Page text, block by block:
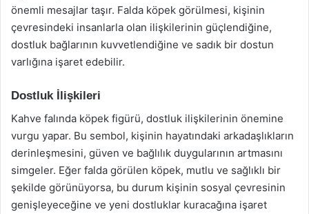
önemli mesajlar taşır. Falda köpek görülmesi, kişinin
çevresindeki insanlarla olan ilişkilerinin güçlendiğine,
dostluk bağlarının kuvvetlendiğine ve sadık bir dostun
varlığına işaret edebilir.
Dostluk İlişkileri
Kahve falında köpek figürü, dostluk ilişkilerinin önemine
vurgu yapar. Bu sembol, kişinin hayatındaki arkadaşlıkların
derinleşmesini, güven ve bağlılık duygularının artmasını
simgeler. Eğer falda görülen köpek, mutlu ve sağlıklı bir
şekilde görünüyorsa, bu durum kişinin sosyal çevresinin
genişleyeceğine ve yeni dostluklar kuracağına işaret